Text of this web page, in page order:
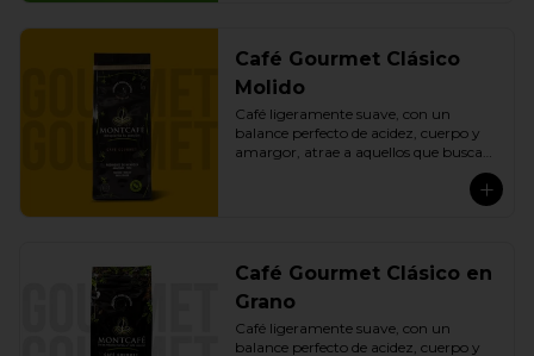
de alta calidad para aquellos que
desean disfrutar de una taza de café
sin comprometer el sabor.
Café Gourmet Clásico
Molido
Café ligeramente suave, con un
balance perfecto de acidez, cuerpo y
amargor, atrae a aquellos que buscan
sabores más completos y prefieren los
cafés ligeramente más dulces o menos
chocolate. Preparado exclusivamente
con cafés arábicos peruanos de
especialidad, calificados por encima de
los 83 puntos y tostados con precisión
para resaltar sus características
Café Gourmet Clásico en
Grano
Café ligeramente suave, con un
balance perfecto de acidez, cuerpo y